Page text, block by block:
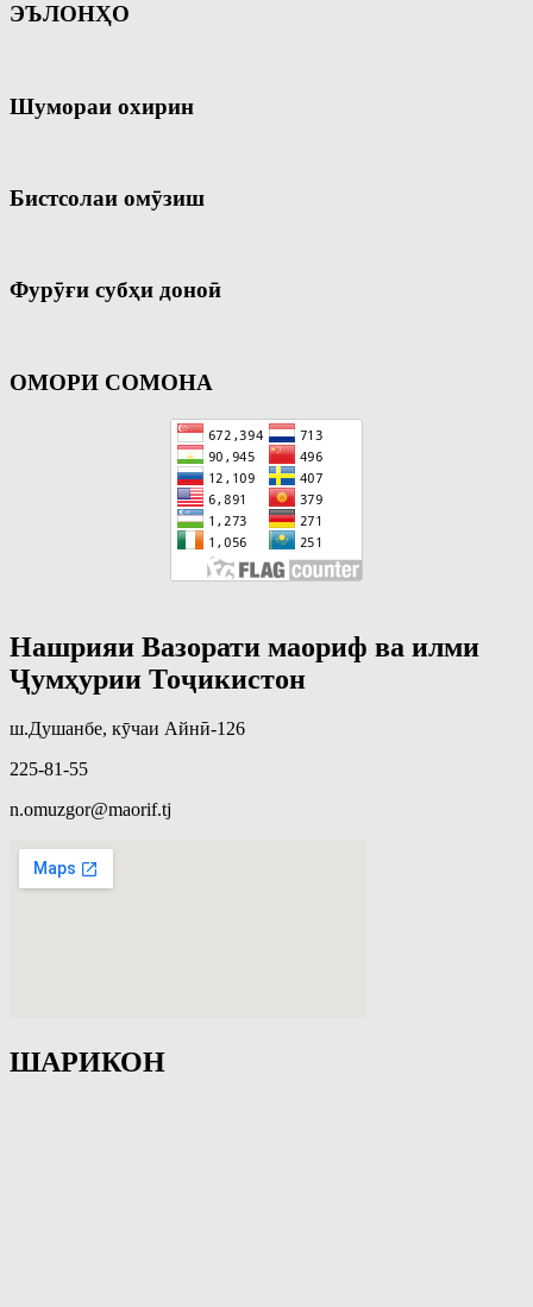
ЭЪЛОНҲО
Шумораи охирин
Бистсолаи омӯзиш
Фурӯғи субҳи доноӣ
ОМОРИ СОМОНА
Нашрияи Вазорати маориф ва илми
Ҷумҳурии Тоҷикистон
ш.Душанбе, кӯчаи Айнӣ-126
225-81-55
n.omuzgor@maorif.tj
ШАРИКОН